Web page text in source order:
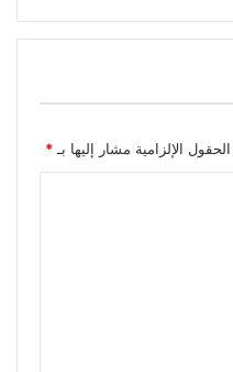
الحقول الإلزامية مشار إليها بـ*